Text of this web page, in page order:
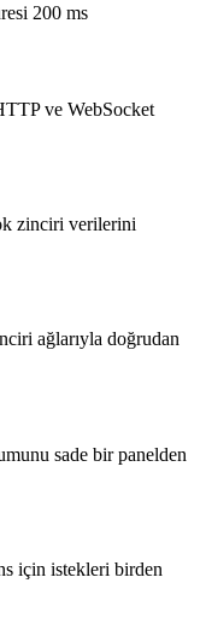
200 ms
ve WebSocket
zinciri verilerini
ağlarıyla doğrudan
sade bir panelden
için istekleri birden